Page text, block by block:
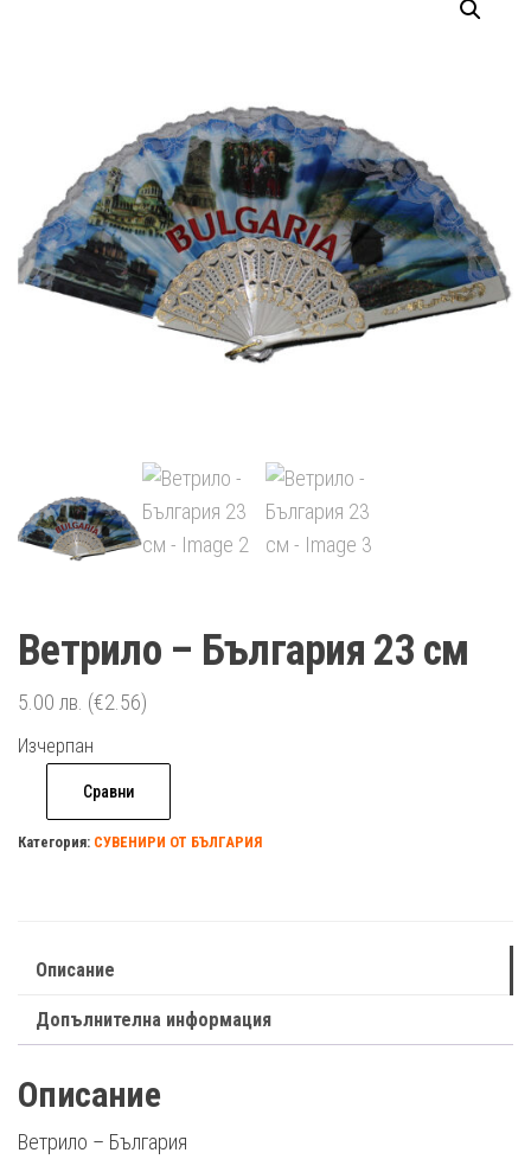
Ветрило – България 23 см
5.00 лв. (€2.56)
Изчерпан
Сравни
Категория: СУВЕНИРИ ОТ БЪЛГАРИЯ
Описание
Допълнителна информация
Описание
Ветрило – България